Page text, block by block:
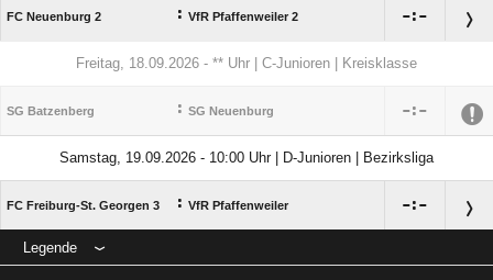
FC Neuenburg 2 : VfR Pfaffenweiler 2 :
Freitag, 18.09.2026 - ** Uhr | C-Junioren | Kreisklasse
SG Batzenberg : SG Neuenburg :
Samstag, 19.09.2026 - 10:00 Uhr | D-Junioren | Bezirksliga
FC Freiburg-St. Georgen 3 : VfR Pfaffenweiler :
Legende